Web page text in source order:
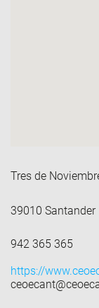
Tres de
39010 Santander
942 365 365
https://